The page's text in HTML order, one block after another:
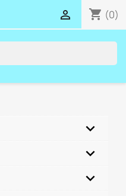
shopping_cart (0)
